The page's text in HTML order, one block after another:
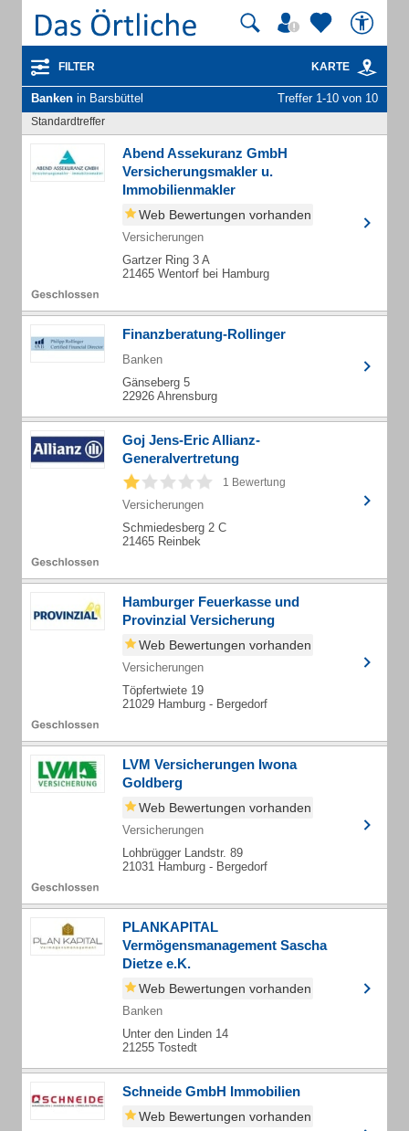
FILTER KARTE
Banken in Barsbüttel Treffer 1-10 von 10
Standardtreffer
Abend Assekuranz GmbH
Versicherungsmakler u.
Immobilienmakler
Web Bewertungen vorhanden
Versicherungen
Gartzer Ring 3 A
21465 Wentorf bei Hamburg
Finanzberatung-Rollinger
Banken
Gänseberg 5
22926 Ahrensburg
Goj Jens-Eric Allianz-
Generalvertretung
1 Bewertung
Versicherungen
Schmiedesberg 2 C
21465 Reinbek
Hamburger Feuerkasse und
Provinzial Versicherung
Web Bewertungen vorhanden
Versicherungen
Töpfertwiete 19
21029 Hamburg - Bergedorf
LVM Versicherungen Iwona
Goldberg
Web Bewertungen vorhanden
Versicherungen
Lohbrügger Landstr. 89
21031 Hamburg - Bergedorf
PLANKAPITAL
Vermögensmanagement Sascha
Dietze e.K.
Web Bewertungen vorhanden
Banken
Unter den Linden 14
21255 Tostedt
Schneide GmbH Immobilien
Web Bewertungen vorhanden